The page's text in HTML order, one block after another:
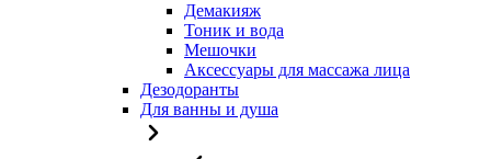
Демакияж
Тоник и вода
Мешочки
Аксессуары для массажа лица
Дезодоранты
Для ванны и душа